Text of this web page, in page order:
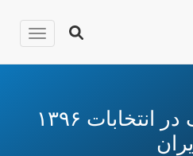
مروری بر تخلف در انتخابات ۱۳۹۶
ایران